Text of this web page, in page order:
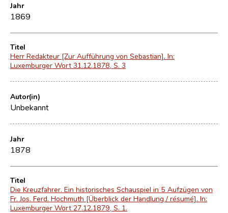
Jahr
1869
Titel
Herr Redakteur [Zur Aufführung von Sebastian]. In:
Luxemburger Wort 31.12.1878, S. 3
Autor(in)
Unbekannt
Jahr
1878
Titel
Die Kreuzfahrer. Ein historisches Schauspiel in 5 Aufzügen von
Fr. Jos. Ferd. Hochmuth [Überblick der Handlung / résumé]. In:
Luxemburger Wort 27.12.1879, S. 1.